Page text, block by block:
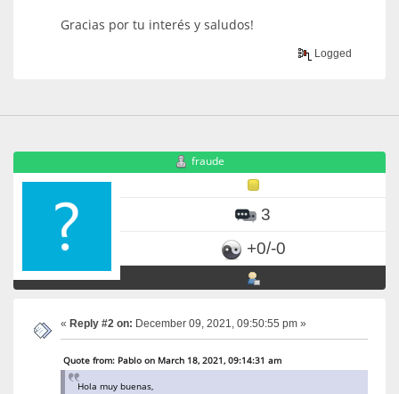
Gracias por tu interés y saludos!
Logged
fraude
3
+0/-0
« Reply #2 on: December 09, 2021, 09:50:55 pm »
Quote from: Pablo on March 18, 2021, 09:14:31 am
Hola muy buenas,